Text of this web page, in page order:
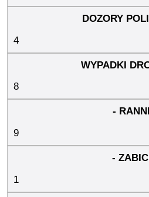
4
8
9
1